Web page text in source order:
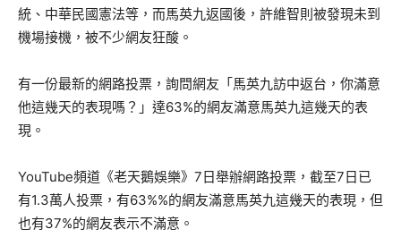
統、中華民國憲法等，而馬英九返國後，許維智則被發現未到
機場接機，被不少網友狂酸。
有一份最新的網路投票，詢問網友「馬英九訪中返台，你滿意
他這幾天的表現嗎？」達63%的網友滿意馬英九這幾天的表
現。
YouTube頻道《老天鵝娛樂》7日舉辦網路投票，截至7日已
有1.3萬人投票，有63%%的網友滿意馬英九這幾天的表現，但
也有37%的網友表示不滿意。